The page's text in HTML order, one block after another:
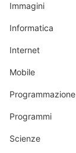
Immagini
Informatica
Internet
Mobile
Programmazione
Programmi
Scienze